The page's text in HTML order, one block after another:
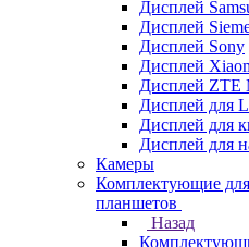
Дисплей
Дисплей
Дисплей Sony
Дисплей
Дисплей ZTE
Дисплей для
Дисплей для
Дисплей для
Камеры
Комплектующие
планшетов
Назад